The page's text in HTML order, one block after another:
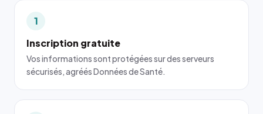
1
Inscription gratuite
Vos informations sont protégées sur des serveurs
sécurisés, agréés Données de Santé.